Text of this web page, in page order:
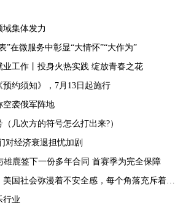
集体发力
”在微服务中彰显“大情怀”“大作为”
工作丨投身火热实践 绽放青春之花
约须知》，7月13日起施行
空袭俄军阵地
几次方的符号怎么打出来?）
对经济衰退担忧加剧
雄鹿签下一份多年合同 首赛季为完全保障
行业